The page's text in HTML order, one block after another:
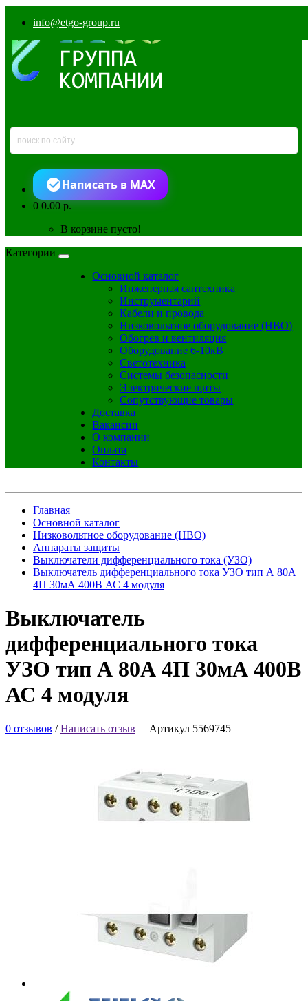
info@etgo-group.ru
Написать в MAX
00.00 р.
В корзине пусто!
Категории
Основной каталог
Инженерная сантехника
Инструментарий
Кабели и провода
Низковольтное оборудование (НВО)
Обогрев и вентиляция
Оборудование 6-10кВ
Светотехника
Системы безопасности
Электрические щиты
Сопутствующие товары
Доставка
Вакансии
О компании
Оплата
Контакты
Главная
Основной каталог
Низковольтное оборудование (НВО)
Аппараты защиты
Выключатели дифференциального тока (УЗО)
Выключатель дифференциального тока УЗО тип А 80А
4П 30мА 400В АС 4 модуля
Выключатель
дифференциального тока
УЗО тип А 80А 4П 30мА 400В
АС 4 модуля
0 отзывов /Написать отзыв Артикул 5569745